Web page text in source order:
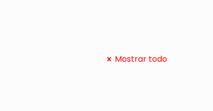
Mostrar todo